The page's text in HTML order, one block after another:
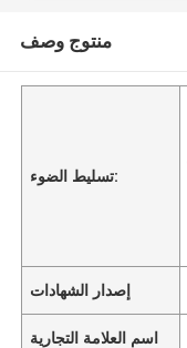
منتوج وصف
تسليط الضوء:
إصدار الشهادات
اسم العلامة التجارية